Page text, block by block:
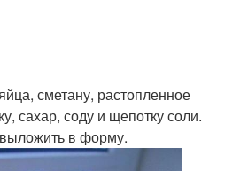
сметану, растопленное
сахар, соду и щепотку соли.
в форму.